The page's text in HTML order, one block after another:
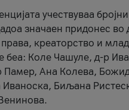
учествуваа
значаен придонес
креаторство и
беа: Коле Чашуле, д-р
Памер, Ана Колева,
Иваноска, Биљана